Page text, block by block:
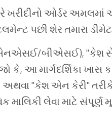
ખરીદીનો ઓર્ડર અમલમાં
પછી શેર તમારા
(એનએસઈ/બીએસઈ), "કેશ
કે, આ માર્ગદર્શિકા ખાસ
અથવા "કેશ એન કેરી"
માલિકી લેવા માટે સંપૂર્ણ